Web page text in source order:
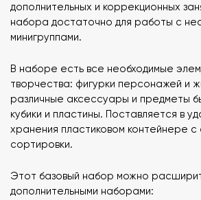
дополнительных и коррекционных
набора достаточно для работы с
минигруппами.
В наборе есть все необходимые
творчества: фигурки персонажей и
различные аксессуары и предметы
кубики и пластины. Поставляется в
хранения пластиковом контейнере с
сортировки.
Этот базовый набор можно
дополнительными наборами: